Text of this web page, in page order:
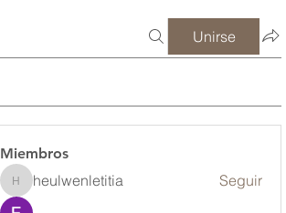
Unirse
Miembros
heulwenletitia
heulwenletitia Seguir